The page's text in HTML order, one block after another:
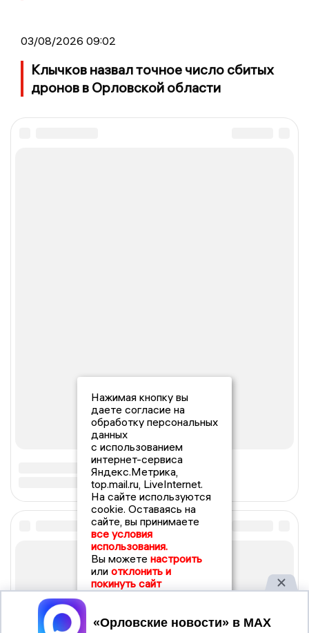
03/08/2026 09:02
Клычков назвал точное число сбитых
дронов в Орловской области
Нажимая кнопку вы
даете согласие на
обработку персональных
данных
с использованием
интернет-сервиса
Яндекс.Метрика,
top.mail.ru, LiveInternet.
На сайте используются
cookie. Оставаясь на
сайте, вы принимаете
все условия
использования.
Вы можете настроить
или отклонить и
покинуть сайт
Принять